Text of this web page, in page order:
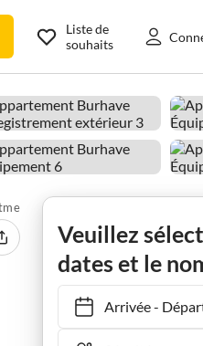
Liste de
souhaits
Veuillez
dates et le
Arrivée- Départ